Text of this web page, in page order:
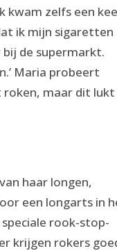
kwam zelfs een
ik mijn sigaretten
de supermarkt.
Maria probeert
maar dit lukt
haar longen,
een longarts in
rook-stop-
krijgen rokers